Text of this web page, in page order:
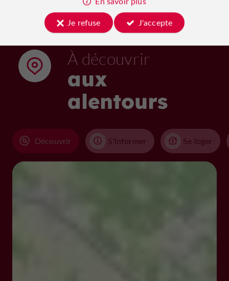
À découvrir
aux
alentours
Découvrir S'informer Se loger
Je refuse
J'accepte